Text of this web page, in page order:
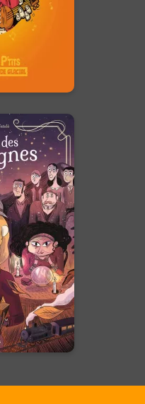
œuvre en
riche
analysant
la musique
de ...
+
des
parution :
on fait les
on les aime.
+